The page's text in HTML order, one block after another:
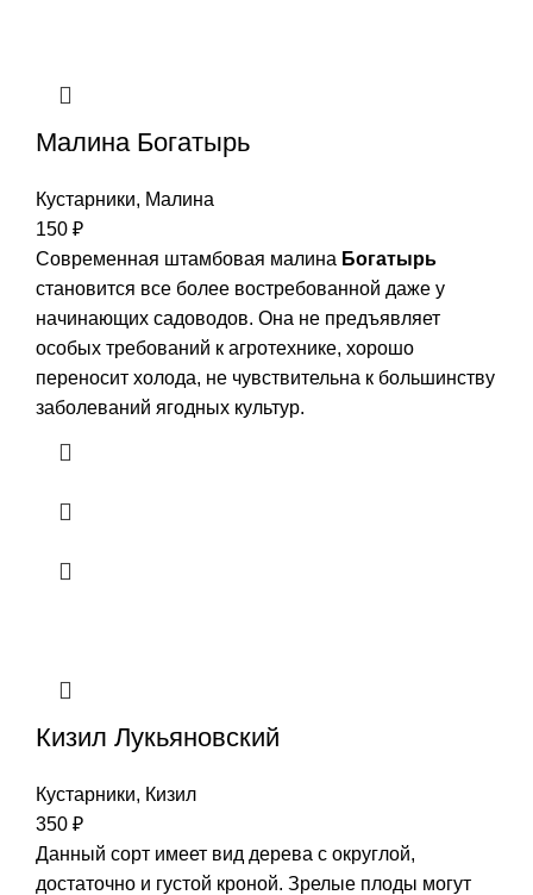
Малина Богатырь
Кустарники, Малина
150 ₽
Современная штамбовая малина Богатырь
становится все более востребованной даже у
начинающих садоводов. Она не предъявляет
особых требований к агротехнике, хорошо
переносит холода, не чувствительна к большинству
заболеваний ягодных культур.
Кизил Лукьяновский
Кустарники, Кизил
350 ₽
Данный сорт имеет вид дерева с округлой,
достаточно и густой кроной. Зрелые плоды могут